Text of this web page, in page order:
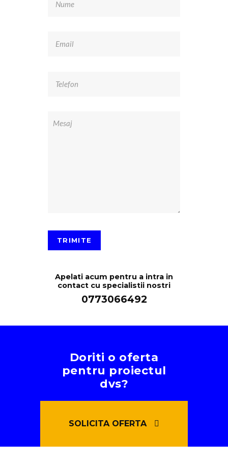
Apelati acum pentru a intra in
contact cu specialistii nostri
0773066492
Doriti o oferta
pentru proiectul
dvs?
SOLICITA OFERTA